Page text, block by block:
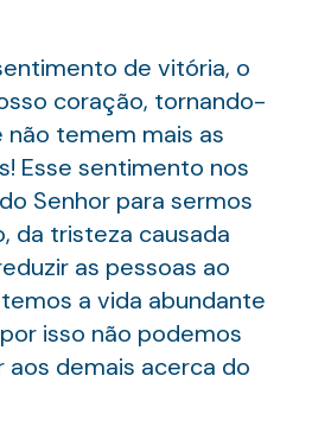
de vitória, o
coração, tornando-
não temem mais as
Esse sentimento nos
Senhor para sermos
da tristeza causada
as pessoas ao
a vida abundante
isso não podemos
aos demais acerca do